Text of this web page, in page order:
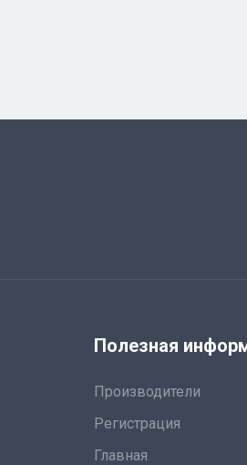
Полезная
Производители
Регистрация
Главная